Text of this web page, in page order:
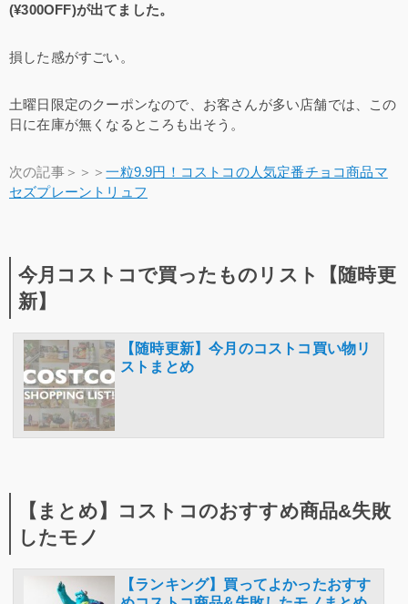
(¥300OFF)が出てました。
損した感がすごい。
土曜日限定のクーポンなので、お客さんが多い店舗では、この
日に在庫が無くなるところも出そう。
次の記事＞＞＞一粒9.9円！コストコの人気定番チョコ商品マ
セズプレーントリュフ
今月コストコで買ったものリスト【随時更
新】
【随時更新】今月のコストコ買い物リ
ストまとめ
【まとめ】コストコのおすすめ商品&失敗
したモノ
【ランキング】買ってよかったおすす